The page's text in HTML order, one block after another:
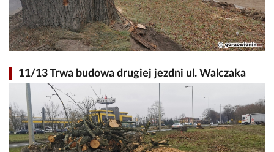
11/13 Trwa budowa drugiej jezdni ul. Walczaka